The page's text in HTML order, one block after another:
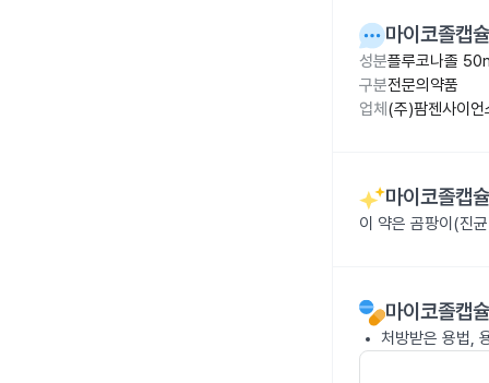
마이코졸캡
성분플루코나졸
구분전문의약품
업체 (주)팜젠사이언
마이코졸캡
이 약은 곰팡이(진
마이코졸캡
처방받은 용법,